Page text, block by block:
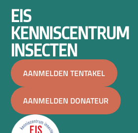
EIS
KENNISCENTRUM
INSECTEN
AANMELDEN TENTAKEL
AANMELDEN DONATEUR